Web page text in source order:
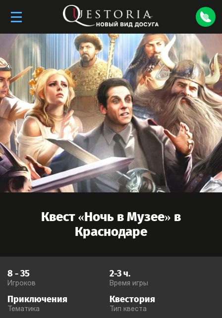
Квест «Ночь в Музее» в
Краснодаре
8-35
Игроков
2-3ч.
Время игры
Приключения
Тематика
Квестория
Тип квеста